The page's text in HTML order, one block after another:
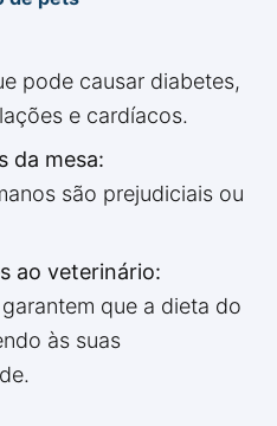
pode causar diabetes,
e cardíacos.
da mesa:
são prejudiciais ou
ao veterinário:
que a dieta do
às suas